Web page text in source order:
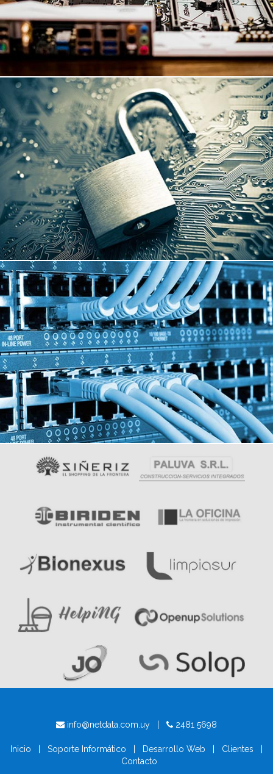
info@netdata.com.uy | 2481 5698
Inicio Soporte Informático Desarrollo Web Clientes
Contacto